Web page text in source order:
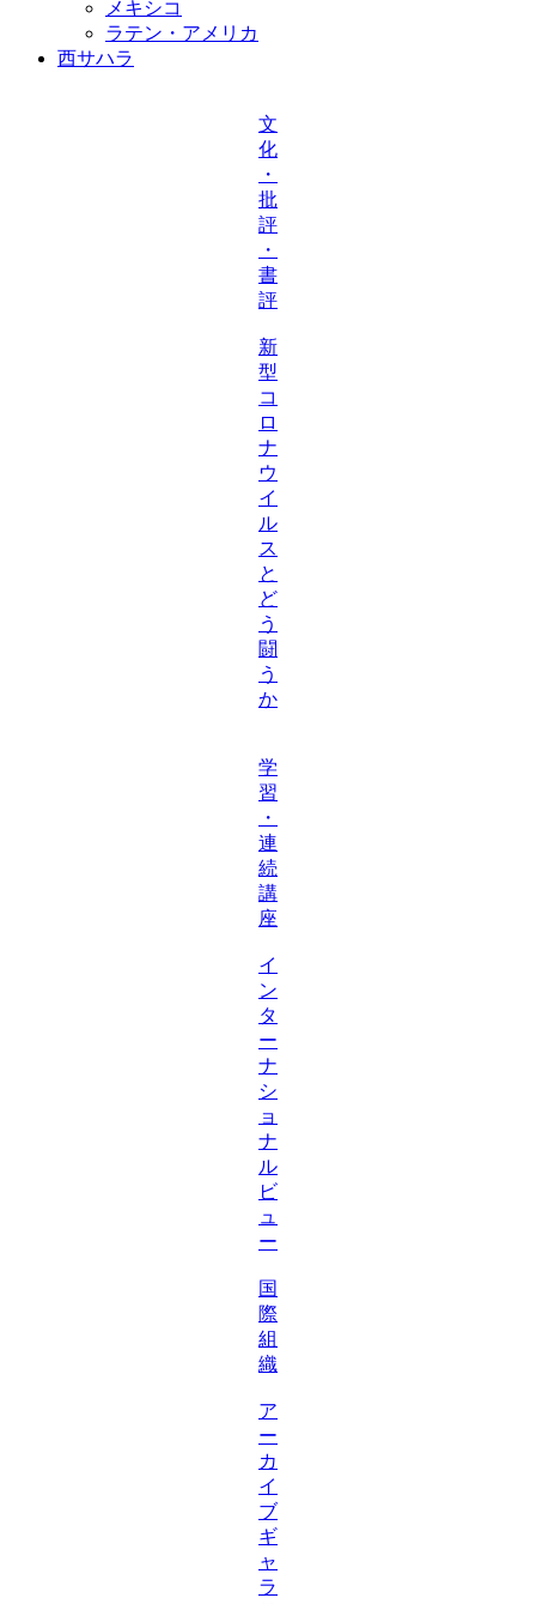
メキシコ
ラテン・アメリカ
西サハラ
文
化
・
批
評
・
書
評
新
型
コ
ロ
ナ
ウ
イ
ル
ス
と
ど
う
闘
う
か
学
習
・
連
続
講
座
イ
ン
タ
ー
ナ
シ
ョ
ナ
ル
ビ
ュ
ー
国
際
組
織
ア
ー
カ
イ
ブ
ギ
ャ
ラ